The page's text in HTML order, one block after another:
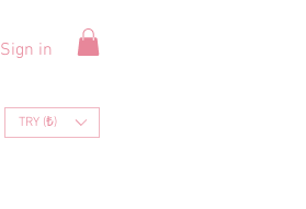
Sign in
TRY (₺)